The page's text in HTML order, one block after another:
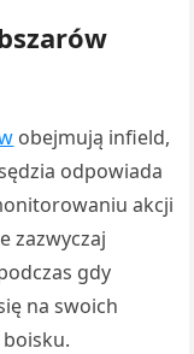
obejmują infield,
odpowiada
akcji
zazwyczaj
gdy
na swoich